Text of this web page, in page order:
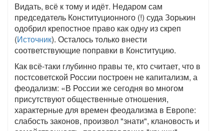
Видать, всё к тому и идёт. Недаром сам
председатель Конституционного (!) суда Зорькин
одобрил крепостное право как одну из скреп
(Источник). Осталось только внести
соответствующие поправки в Конституцию.
Как всё-таки глубинно правы те, кто считает, что в
постсоветской России построен не капитализм, а
феодализм: «В России же сегодня во многом
присутствуют общественные отношения,
характерные для времен феодализма в Европе:
слабость законов, произвол "знати", клановость и